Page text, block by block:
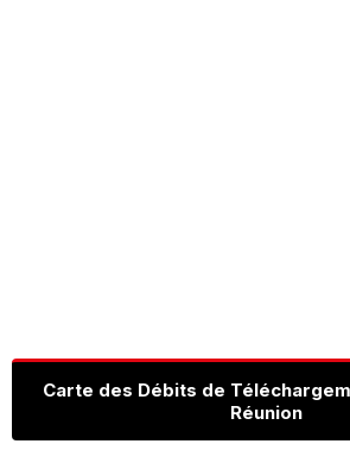
Carte des Débits de
Réunion